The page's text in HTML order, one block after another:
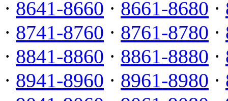
· 8641-8660 · 8661-8680 ·
· 8741-8760 · 8761-8780 ·
· 8841-8860 · 8861-8880 ·
· 8941-8960 · 8961-8980 ·